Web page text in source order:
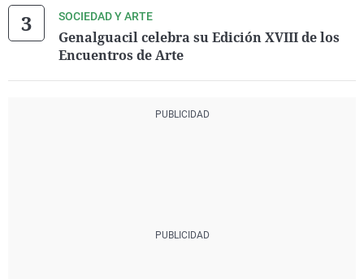
SOCIEDAD Y ARTE
Genalguacil celebra su Edición XVIII de los
Encuentros de Arte